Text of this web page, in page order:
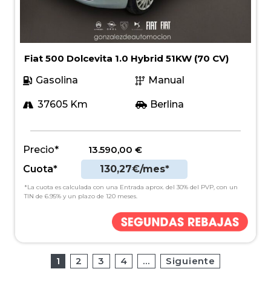
Fiat 500 Dolcevita 1.0 Hybrid 51KW (70 CV)
Gasolina
Manual
37605 Km Berlina
Precio* 13.590,00 €
Cuota*
130,27€/mes*
*La cuota es calculada con una Entrada aprox. del 30% del PVP, con un
TIN de 6.95% y un plazo de 120 meses.
1 2 3 4 … Siguiente